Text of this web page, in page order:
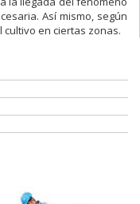
Así mismo, según
en ciertas zonas.